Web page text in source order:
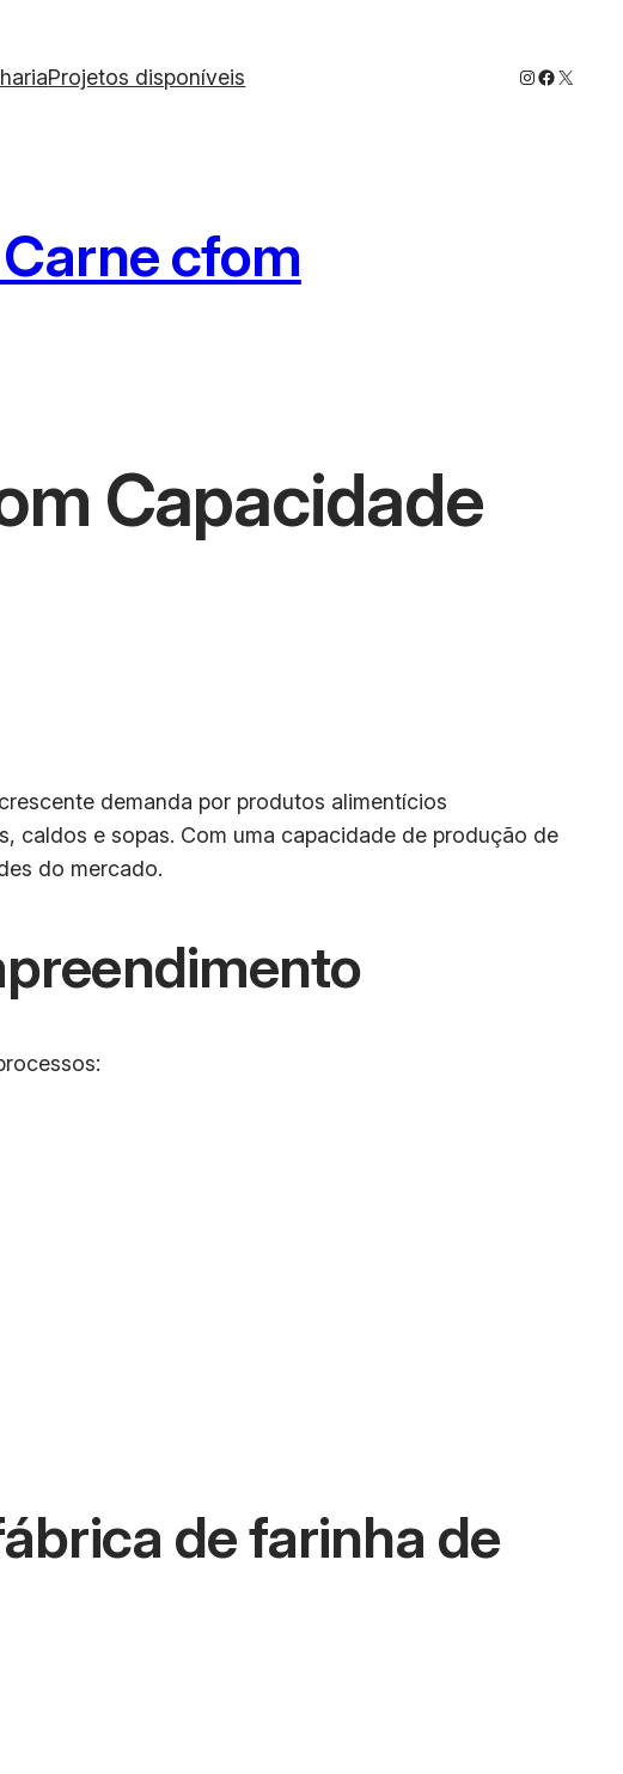
Projetos disponíveis Instagram
X
cfom
Capacidade
demanda por produtos alimentícios
caldos e sopas. Com uma capacidade de produção de
do mercado.
de farinha de